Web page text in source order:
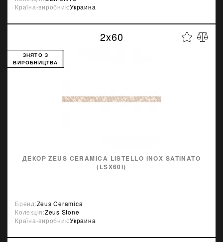
Країна-виробник:Украина
2x60
ДЕКОР ZEUS CERAMICA LISTELLO INOX SATINATO
(LSX60I)
ЗНЯТО З
ВИРОБНИЦТВА
Бренд:Zeus Ceramica
Колекція:Zeus Stone
Країна-виробник:Украина